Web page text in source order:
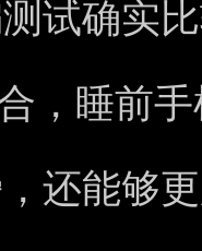
试确实
，睡前
还能够